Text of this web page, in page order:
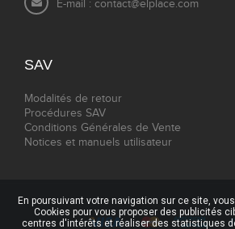
E-mail : contact@elplace.com
SAV
Modalités de retour
Procédures SAV
Conditions Générales de Vente
Notices et manuels utilisateur
En poursuivant votre navigation sur ce site,
Cookies pour vous proposer des publicités
centres d'intérêts et réaliser des statistiques